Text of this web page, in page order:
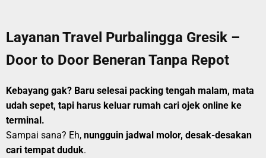
Layanan Travel Purbalingga Gresik –
Door to Door Beneran Tanpa Repot
Kebayang gak? Baru selesai packing tengah malam, mata
udah sepet, tapi harus keluar rumah cari ojek online ke
terminal.
Sampai sana? Eh, nungguin jadwal molor, desak-desakan
cari tempat duduk.